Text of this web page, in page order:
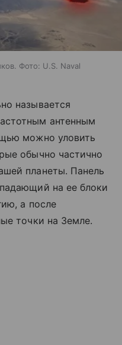
Фото: U.S. Naval
называется
антенным
можно уловить
обычно частично
планеты. Панель
на ее блоки
а после
точки на Земле.